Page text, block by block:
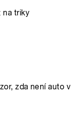
na triky
zda není auto v